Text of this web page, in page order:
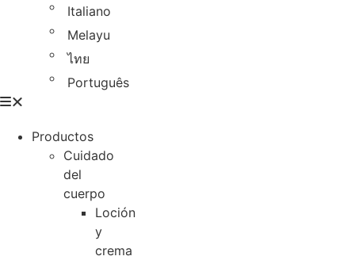
Italiano
Melayu
ไทย
Português
Productos
Cuidado
del
cuerpo
Loción
y
crema